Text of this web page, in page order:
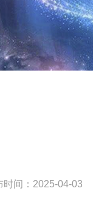
时间：2025-04-03